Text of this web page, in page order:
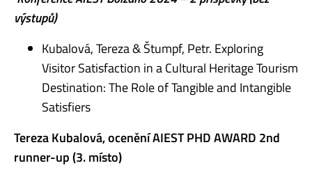
výstupů)
Kubalová, Tereza & Štumpf, Petr. Exploring
Visitor Satisfaction in a Cultural Heritage Tourism
Destination: The Role of Tangible and Intangible
Satisfiers
Tereza Kubalová, ocenění AIEST PHD AWARD 2nd
runner-up (3. místo)